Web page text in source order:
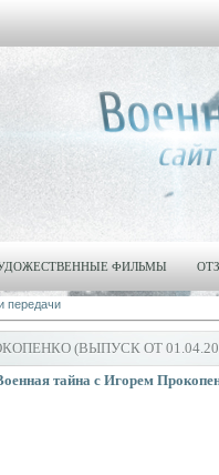
ФИЛЬМЫ
передачи
(ВЫПУСК ОТ
тайна с Игорем